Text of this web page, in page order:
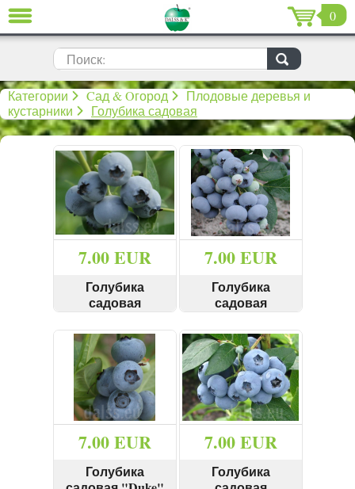
0
Поиск:
Категории Cад & Oгород
Плодовые деревья и
кустарники
Голубика садовая
7.00 EUR
Голубика
садовая
"Bluecrop" 30-40
cм
СМОТРЕТЬ КУПИТЬ
7.00 EUR
Голубика
садовая
"Bluegold" 40+ см
СМОТРЕТЬ КУПИТЬ
7.00 EUR
Голубика
7.00 EUR
Голубика
ЗАКРЫТЬ
Cад & Oгород (639)
Дом (198)
De Luxe (15)
Распродажа (59)
Рождество & Новый год (96)
Зарегистрироваться